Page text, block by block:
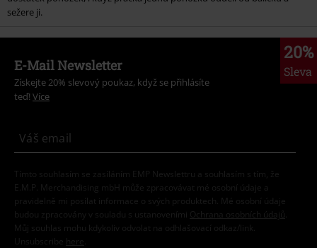
sežere ji.
20%
Sleva
E-Mail Newsletter
Získejte 20% slevový poukaz, když se přihlásíte
teď! Více
Tímto souhlasím se zasíláním EMP Newslettru a souhlasím s tím, že
E.M.P. Merchandising mbH může zpracovávat mé osobní údaje a
pravidelně mi posílat informace o svých produktech. Mé osobní údaje
budou zpracovány v souladu s ustanoveními
Ochrana osobních údajů
Můj souhlas mohu kdykoliv odvolat na odhlašovací odkaz/link.
Unsubscribe here